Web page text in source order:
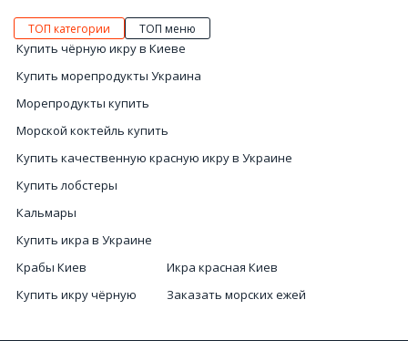
ТОП категории ТОП меню
Купить чёрную икру в Киеве
Купить морепродукты Украина
Морепродукты купить
Морской коктейль купить
Купить качественную красную икру в Украине
Купить лобстеры
Кальмары
Купить икра в Украине
Крабы Киев
Купить икру чёрную
Икра красная Киев
Заказать морских ежей